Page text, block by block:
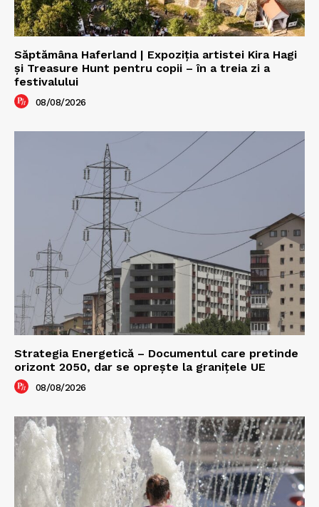
Săptămâna Haferland | Expoziţia artistei Kira Hagi
şi Treasure Hunt pentru copii – în a treia zi a
festivalului
08/08/2026
Strategia Energetică – Documentul care pretinde
orizont 2050, dar se oprește la granițele UE
08/08/2026